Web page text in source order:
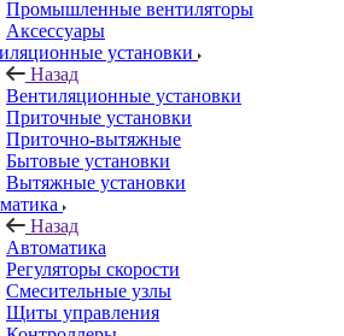
Промышленные вентиляторы
Аксессуары
установки
Назад
Вентиляционные установки
Приточные установки
Приточно-вытяжные
Бытовые установки
Вытяжные установки
Назад
Автоматика
Регуляторы скорости
Смесительные узлы
Щиты управления